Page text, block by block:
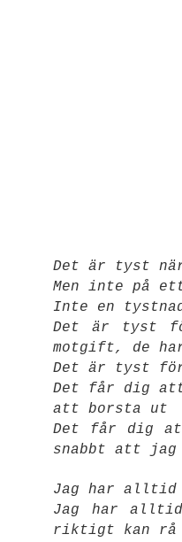
Det är tyst
Men inte på
Inte en
Det är tyst
motgift, de
Det är tyst
Det får dig
att borsta ut
Det får dig
snabbt att jag
Jag har alltid
Jag har
riktigt kan rå